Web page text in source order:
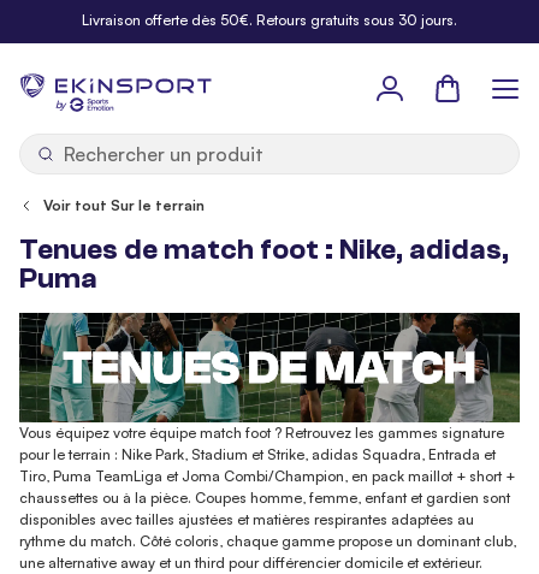
Allez au contenuLivraison offerte dès 50€. Retours gratuits sous 30 jours.
by
Panier
Voir tout Sur le terrain
Tenues de match foot : Nike, adidas,
Puma
Vous équipez votre équipe match foot ? Retrouvez les gammes signature
pour le terrain : Nike Park, Stadium et Strike, adidas Squadra, Entrada et
Tiro, Puma TeamLiga et Joma Combi/Champion, en pack maillot + short +
chaussettes ou à la pièce. Coupes homme, femme, enfant et gardien sont
disponibles avec tailles ajustées et matières respirantes adaptées au
rythme du match. Côté coloris, chaque gamme propose un dominant club,
une alternative away et un third pour différencier domicile et extérieur.